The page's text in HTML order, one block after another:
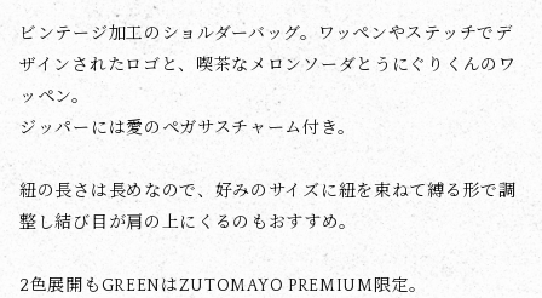
ビンテージ加工のショルダーバッグ。ワッペンやステッチでデ
ザインされたロゴと、喫茶なメロンソーダとうにぐりくんのワ
ッペン。
ジッパーには愛のペガサスチャーム付き。
紐の長さは長めなので、好みのサイズに紐を束ねて縛る形で調
整し結び目が肩の上にくるのもおすすめ。
2色展開もGREENはZUTOMAYO PREMIUM限定。